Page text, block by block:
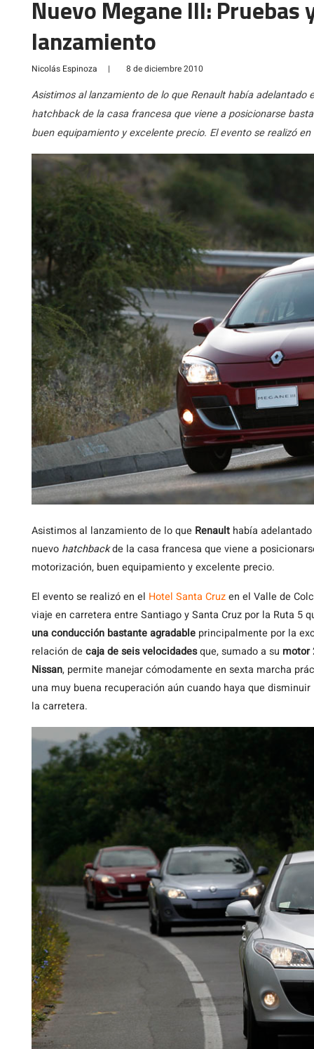
Nuevo Megane III:
lanzamiento
Nicolás Espinoza | 8 de diciembre 2010
Asistimos al lanzamiento de lo que Renault había adelantado
hatchback de la casa francesa que viene a posicionarse
buen equipamiento y excelente precio. El evento se realizó
Asistimosal lanzamiento de lo que Renault había
nuevo hatchbackde la casa francesa que viene a
motorización, buen equipamiento y excelente precio.
El evento se realizó en el Hotel Santa Cruzen el Valle de
viaje en carretera entre Santiago y Santa Cruz por la Ruta 5
una conducción bastante agradable principalmente por la
relación de caja de seis velocidadesque, sumado a su motor
Nissan, permite manejar cómodamente en sexta marcha
una muy buena recuperación aún cuando haya que
la carretera.